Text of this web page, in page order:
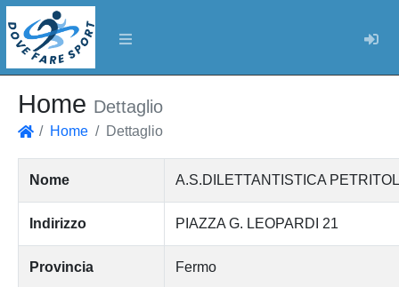
Home Dettaglio
Home Dettaglio
Nome A.S.DILETTANTISTICA
Indirizzo PIAZZA G. LEOPARDI 21
Provincia Fermo